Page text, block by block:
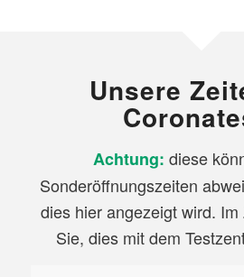
Unsere
Achtung: diese
Sonderöffnungszeiten
dies hier angezeigt wird.
Sie, dies mit dem